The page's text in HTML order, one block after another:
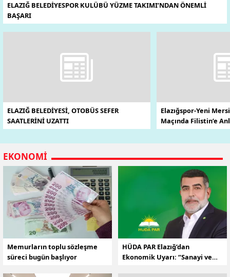
ELAZIĞ BELEDİYESPOR KULÜBÜ YÜZME TAKIMI’NDAN ÖNEMLİ
BAŞARI
ELAZIĞ BELEDİYESİ, OTOBÜS SEFER
SAATLERİNİ UZATTI
Elazığspor-Yeni
Maçında Filistin’e
EKONOMI
Memurların toplu sözleşme
süreci bugün başlıyor
HÜDA PAR Elazığ’dan
Ekonomik Uyarı: “Sanayi ve